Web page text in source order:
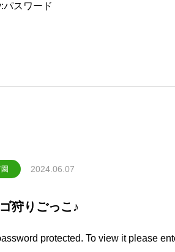
パスワード
2024.06.07
狩りごっこ♪
protected. To view it please